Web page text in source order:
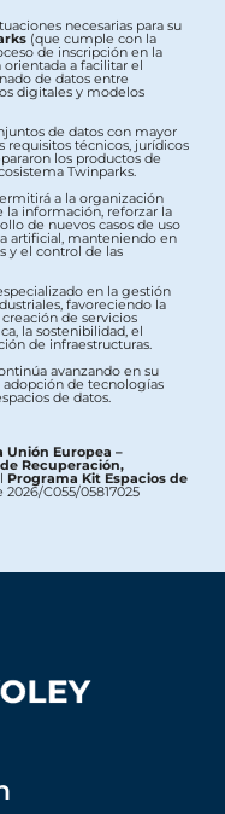
necesarias para su
(que cumple con la
de inscripción en la
orientada a facilitar el
de datos entre
digitales y modelos
de datos con mayor
requisitos técnicos, jurídicos
los productos de
Twinparks.
a la organización
la información, reforzar la
de nuevos casos de uso
artificial, manteniendo en
y el control de las
en la gestión
favoreciendo la
de servicios
la sostenibilidad, el
de infraestructuras.
avanzando en su
de tecnologías
de datos.
Europea –
Recuperación,
Programa Kit Espacios de
C055/05817025